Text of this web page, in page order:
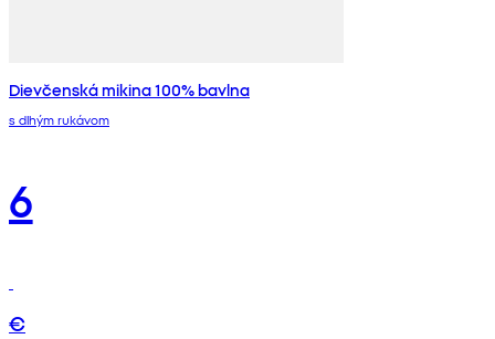
Dievčenská mikina 100% bavlna
s dlhým rukávom
6
€